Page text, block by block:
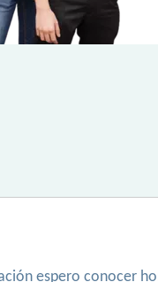
espero conocer